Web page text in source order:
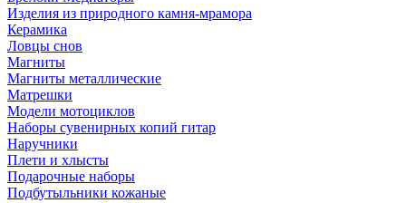
Изделия из природного камня-мрамора
Керамика
Ловцы снов
Магниты
Магниты металлические
Матрешки
Модели мотоциклов
Наборы сувенирных копий гитар
Наручники
Плети и хлысты
Подарочные наборы
Подбутыльники кожаные